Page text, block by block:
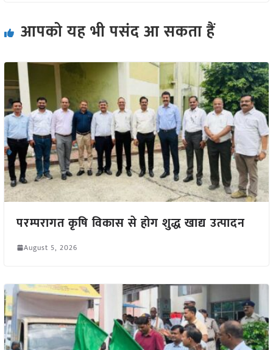
आपको यह भी पसंद आ सकता हैं
परम्परागत कृषि विकास से होग शुद्ध खाद्य उत्पादन
August 5, 2026